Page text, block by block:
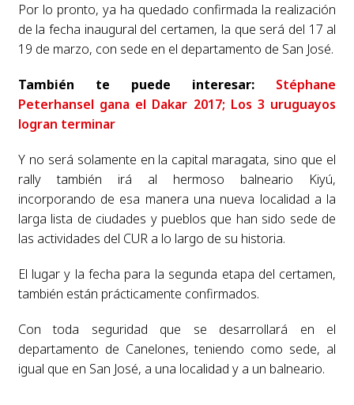
Por lo pronto, ya ha quedado confirmada la realización
de la fecha inaugural del certamen, la que será del 17 al
19 de marzo, con sede en el departamento de San José.
También te puede interesar: Stéphane
Peterhansel gana el Dakar 2017; Los 3 uruguayos
logran terminar
Y no será solamente en la capital maragata, sino que el
rally también irá al hermoso balneario Kiyú,
incorporando de esa manera una nueva localidad a la
larga lista de ciudades y pueblos que han sido sede de
las actividades del CUR a lo largo de su historia.
El lugar y la fecha para la segunda etapa del certamen,
también están prácticamente confirmados.
Con toda seguridad que se desarrollará en el
departamento de Canelones, teniendo como sede, al
igual que en San José, a una localidad y a un balneario.